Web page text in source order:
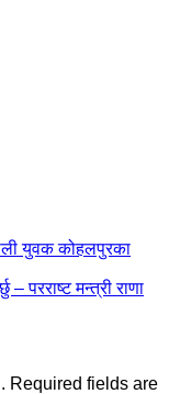
युवक कोहलपुरका
परराष्ट मन्त्री राणा
Required fields are